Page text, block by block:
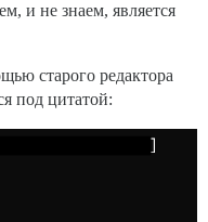
и не знаем, является
старого редактора
под цитатой: